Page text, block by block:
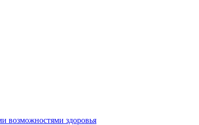
возможностями здоровья